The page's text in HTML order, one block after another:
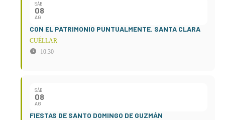
SÁB
08
AG
CON EL PATRIMONIO PUNTUALMENTE. SANTA CLARA
CUÉLLAR
10:30
SÁB
08
AG
FIESTAS DE SANTO DOMINGO DE GUZMÁN